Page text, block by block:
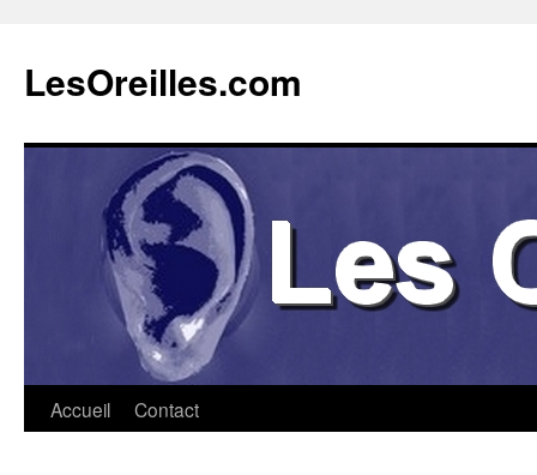
contenu
LesOreilles.com
Accueil Contact